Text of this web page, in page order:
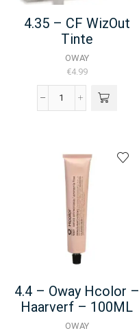
4.35 – CF WizOut
Tinte
OWAY
€4.99
4.35
Tinte
aantal
4.4 – Oway Hcolor –
Haarverf – 100ML
OWAY